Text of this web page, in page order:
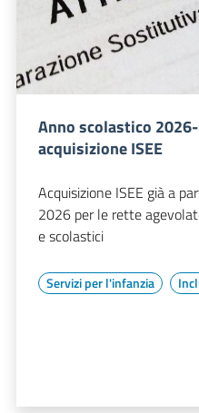
Anno scolastico
acquisizione ISEE
Acquisizione ISEE già a
2026 per le rette
e scolastici
Servizi per l'infanzia